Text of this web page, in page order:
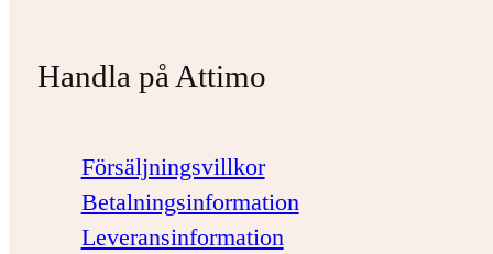
Handla på Attimo
Försäljningsvillkor
Betalningsinformation
Leveransinformation